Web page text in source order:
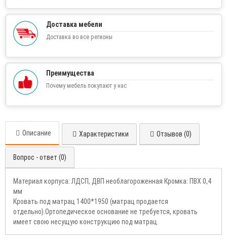
Доставка мебели
Доставка во все регионы
Преимущества
Почему мебель покупают у нас
Описание Характеристики Отзывов (0)
Вопрос - ответ (0)
Материал корпуса: ЛДСП, ДВП необлагороженная Кромка: ПВХ 0,4
мм
Кровать под матрац 1400*1950 (матрац продается
отдельно).Ортопедическое основание не требуется, кровать
имеет свою несущую конструкцию под матрац.